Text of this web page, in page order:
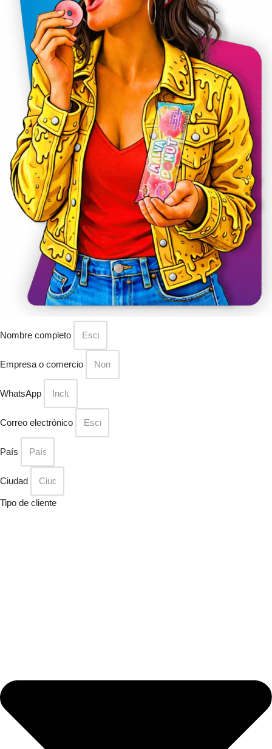
Nombre completo
Empresa o comercio
WhatsApp
Correo electrónico
País
Ciudad
Tipo de cliente